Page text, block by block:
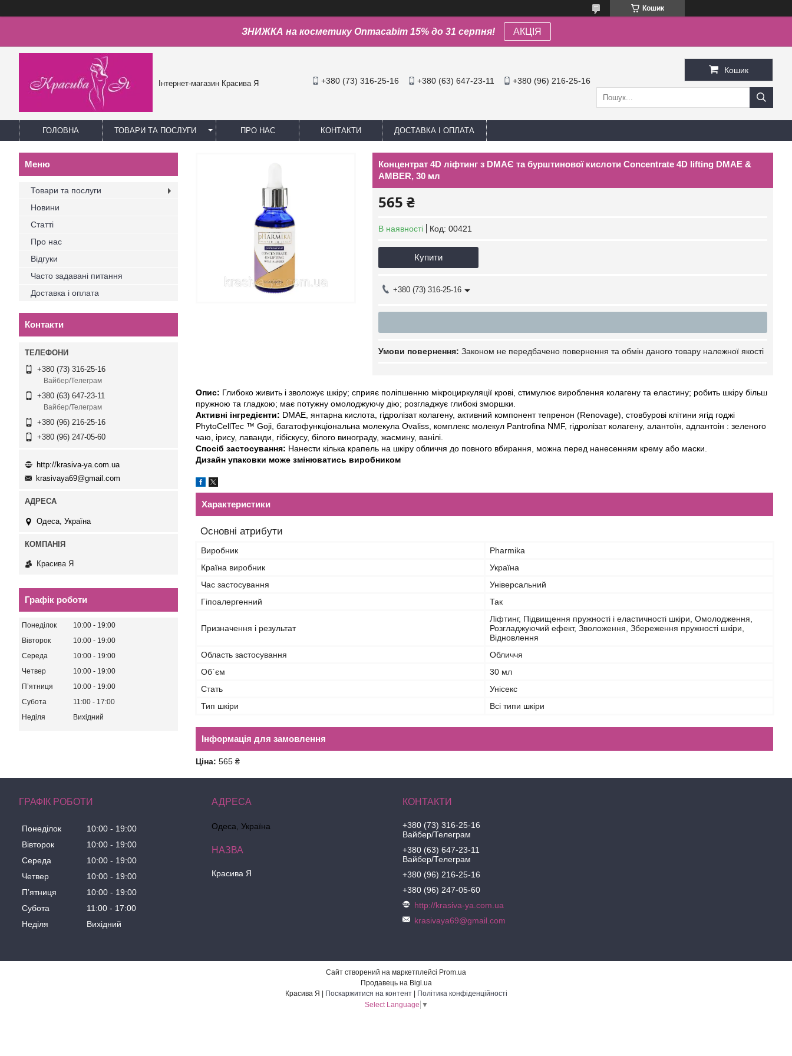
Кошик
ЗНИЖКА на косметику Onmacabim 15% до 31 серпня! АКЦІЯ
Інтернет-магазин Красива Я +380 (73) 316-25-16 +380 (63) 647-23-11 +380 (96) 216-25-16
Кошик
ГОЛОВНА ТОВАРИ ТА ПОСЛУГИ ПРО НАС КОНТАКТИ ДОСТАВКА І ОПЛАТА
Концентрат 4D ліфтинг з DМАЄ та бурштинової кислоти Concentrate 4D lifting DМАЕ &
AMBER, 30 мл
565 ₴
В наявності Код: 00421
Купити
+380 (73) 316-25-16
Законом не передбачено повернення та обмін даного товару належної якості
Опис: Глибоко живить і зволожує шкіру; сприяє поліпшенню мікроциркуляції крові, стимулює вироблення колагену та еластину; робить шкіру більш
пружною та гладкою; має потужну омолоджуючу дію; розгладжує глибокі зморшки.
Активні інгредієнти: DMAE, янтарна кислота, гідролізат колагену, активний компонент тепренон (Renovage), стовбурові клітини ягід годжі
PhytoCellTec ™ Goji, багатофункціональна молекула Ovaliss, комплекс молекул Pantrofina NMF, гідролізат колагену, алантоїн, адлантоін : зеленого
чаю, ірису, лаванди, гібіскусу, білого винограду, жасмину, ванілі.
Спосіб застосування: Нанести кілька крапель на шкіру обличчя до повного вбирання, можна перед нанесенням крему або маски.
Дизайн упаковки може змінюватись виробником
Характеристики
Основні атрибути
Виробник
Pharmika
Країна виробник
Україна
Час застосування
Універсальний
Гіпоалергенний
Так
Призначення і результат
Ліфтинг, Підвищення пружності і еластичності шкіри, Омолодження,
Розгладжуючий ефект, Зволоження, Збереження пружності шкіри,
Відновлення
Область застосування
Обличчя
Об`єм
30 мл
Стать
Унісекс
Тип шкіри
Всі типи шкіри
Інформація для замовлення
Ціна: 565 ₴
Товари та послуги
Новини
Статті
Про нас
Відгуки
Часто задавані питання
Доставка і оплата
Контакти
+380 (73) 316-25-16
Вайбер/Телеграм
+380 (63) 647-23-11
Вайбер/Телеграм
+380 (96) 216-25-16
+380 (96) 247-05-60
http://krasiva-ya.com.ua
krasivaya69@gmail.com
Одеса, Україна
Красива Я
Графік роботи
Понеділок 10:00
19:00
Вівторок
10:00
19:00
Середа
10:00
19:00
Четвер
10:00
19:00
Пʼятниця
10:00
19:00
Субота
11:00
17:00
Неділя
Вихідний
ГРАФІК РОБОТИ
Понеділок 10:00
19:00
Вівторок
10:00
19:00
Середа
10:00
19:00
Четвер
10:00
19:00
Пʼятниця
10:00
19:00
Субота
11:00
17:00
Неділя
Вихідний
Одеса, Україна
Красива Я
+380 (73) 316-25-16
Вайбер/Телеграм
+380 (63) 647-23-11
Вайбер/Телеграм
+380 (96) 216-25-16
+380 (96) 247-05-60
http://krasiva-ya.com.ua
krasivaya69@gmail.com
Сайт створений на маркетплейсі Prom.ua
Продавець на Bigl.ua
Поскаржитися на контент
Політика конфіденційності
Select Language ▼